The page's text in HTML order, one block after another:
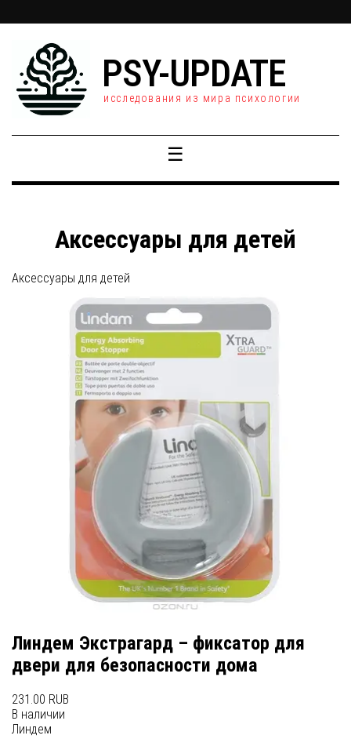
PSY-UPDATE
исследования из мира психологии
☰
Аксессуары для детей
Аксессуары для детей
Линдем Экстрагард – фиксатор для
двери для безопасности дома
231.00 RUB
В наличии
Линдем